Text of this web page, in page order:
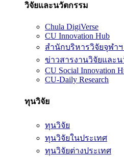
วิจัยและนวัตกรรม
Chula DigiVerse
CU Innovation Hub
สำนักบริหารวิจัยจุฬาฯ
ข่าวสารงานวิจัยและ
CU Social Innovation
CU-Daily Research
ทุนวิจัย
ทุนวิจัย
ทุนวิจัยในประเทศ
ทุนวิจัยต่างประเทศ